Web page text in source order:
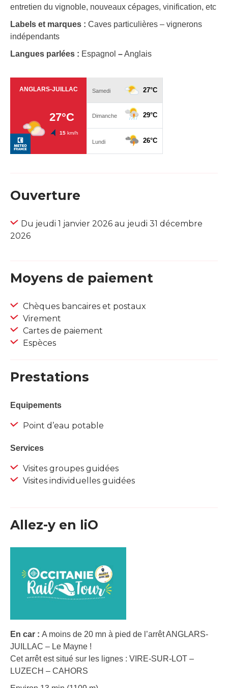
entretien du vignoble, nouveaux cépages, vinification, etc
Labels et marques : Caves particulières – vignerons
indépendants
Langues parlées : Espagnol –Anglais
Ouverture
Du jeudi 1 janvier 2026 au jeudi 31 décembre
2026
Moyens de paiement
Chèques bancaires et postaux
Virement
Cartes de paiement
Espèces
Prestations
Equipements
Point d’eau potable
Services
Visites groupes guidées
Visites individuelles guidées
Allez-y en liO
En car : A moins de 20 mn à pied de l’arrêt ANGLARS-
JUILLAC – Le Mayne !
Cet arrêt est situé sur les lignes : VIRE-SUR-LOT –
LUZECH – CAHORS